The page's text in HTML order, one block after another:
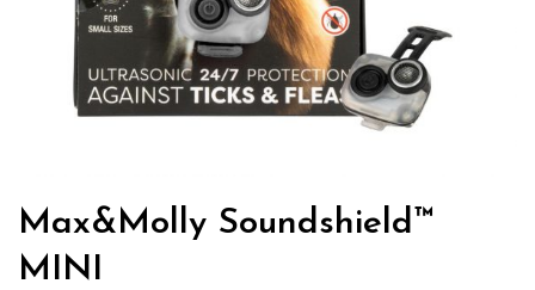
Max&Molly Soundshield™
MINI